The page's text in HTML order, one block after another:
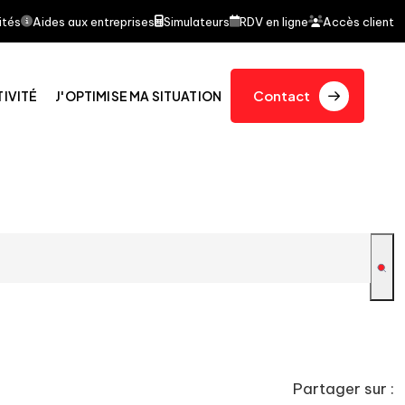
fait l'objet d'un article dans le journal quotidien Le
Aides aux entreprises Simulateurs RDV en ligne Accès client
J'OPTIMISE MA SITUATION Contact
Partager sur :